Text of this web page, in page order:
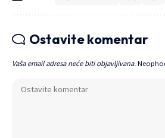
Ostavite komentar
Vaša email adresa neće biti objavljivana.